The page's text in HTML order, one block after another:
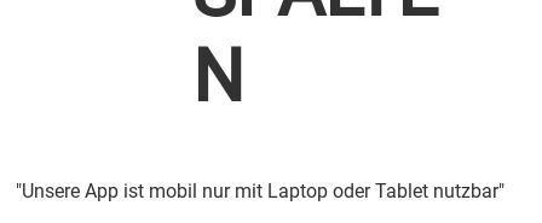
"Unsere App ist mobil nur mit Laptop oder Tablet nutzbar"
N